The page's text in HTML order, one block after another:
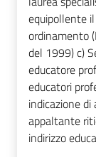
equipollente
ordinamento
del 1999) c)
educatore
educatori
indicazione
appaltante
indirizzo